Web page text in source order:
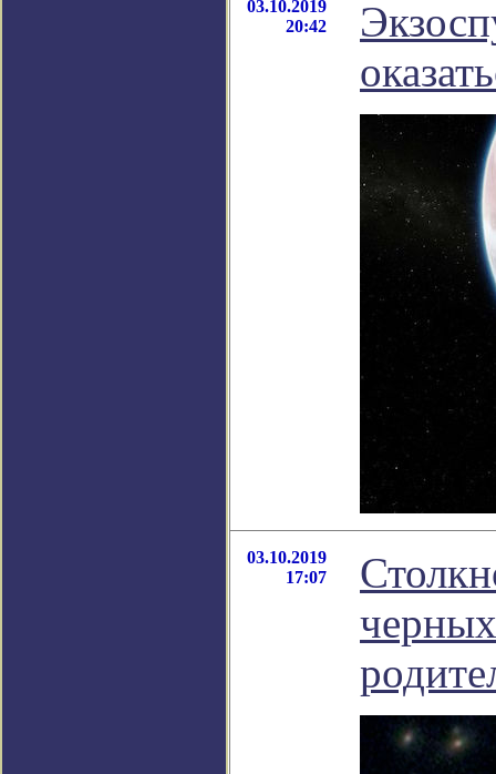
03.10.2019
20:42
03.10.2019
17:07